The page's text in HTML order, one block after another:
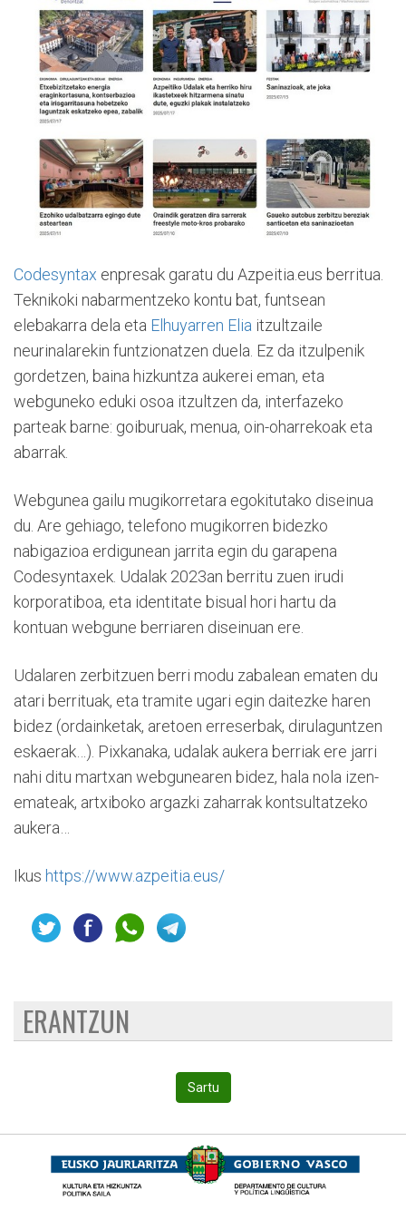
Codesyntax enpresak garatu du Azpeitia.eus berritua.
Teknikoki nabarmentzeko kontu bat, funtsean
elebakarra dela eta Elhuyarren Elia itzultzaile
neurinalarekin funtzionatzen duela. Ez da itzulpenik
gordetzen, baina hizkuntza aukerei eman, eta
webguneko eduki osoa itzultzen da, interfazeko
parteak barne: goiburuak, menua, oin-oharrekoak eta
abarrak.
Webgunea gailu mugikorretara egokitutako diseinua
du. Are gehiago, telefono mugikorren bidezko
nabigazioa erdigunean jarrita egin du garapena
Codesyntaxek. Udalak 2023an berritu zuen irudi
korporatiboa, eta identitate bisual hori hartu da
kontuan webgune berriaren diseinuan ere.
Udalaren zerbitzuen berri modu zabalean ematen du
atari berrituak, eta tramite ugari egin daitezke haren
bidez (ordainketak, aretoen erreserbak, dirulaguntzen
eskaerak…). Pixkanaka, udalak aukera berriak ere jarri
nahi ditu martxan webgunearen bidez, hala nola izen-
emateak, artxiboko argazki zaharrak kontsultatzeko
aukera…
Ikus https://www.azpeitia.eus/
ERANTZUN
Sartu